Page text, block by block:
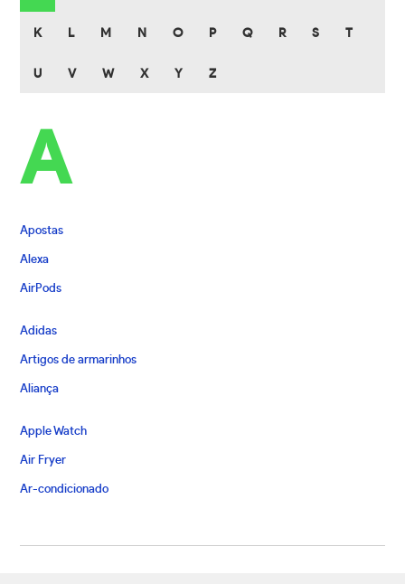
K L M N O P Q R S T
U V W X Y Z
A
Apostas
Alexa
AirPods
Adidas
Artigos de armarinhos
Aliança
Apple Watch
Air Fryer
Ar-condicionado